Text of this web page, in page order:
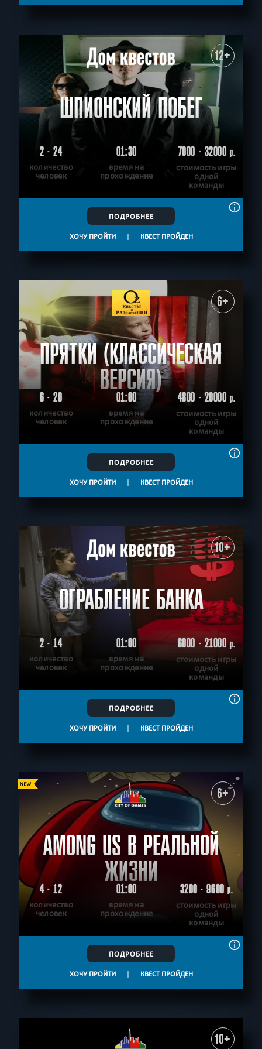
С аниматором
Приключения
12+
ШПИОНСКИЙ ПОБЕГ
2 - 24
количество
человек
01:30
время на
прохождение
7000 - 32000р.
стоимость игры
одной
команды
ПОДРОБНЕЕ
ХОЧУ ПРОЙТИ | КВЕСТ ПРОЙДЕН
6+
ПРЯТКИ (КЛАССИЧЕСКАЯ
ВЕРСИЯ)
6 - 20
количество
человек
01:00
время на
прохождение
4800 - 20000р.
стоимость игры
одной
команды
ПОДРОБНЕЕ
ХОЧУ ПРОЙТИ | КВЕСТ ПРОЙДЕН
10+
ОГРАБЛЕНИЕ БАНКА
2 - 14
количество
человек
01:00
время на
прохождение
6000 - 21000р.
стоимость игры
одной
команды
ПОДРОБНЕЕ
ХОЧУ ПРОЙТИ | КВЕСТ ПРОЙДЕН
6+
AMONG US В РЕАЛЬНОЙ
ЖИЗНИ
4 - 12
количество
человек
01:00
время на
прохождение
3200 - 9600р.
стоимость игры
одной
команды
ПОДРОБНЕЕ
ХОЧУ ПРОЙТИ | КВЕСТ ПРОЙДЕН
10+